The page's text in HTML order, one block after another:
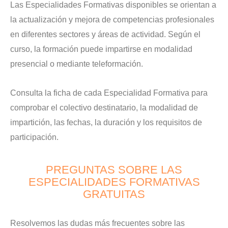
Las Especialidades Formativas disponibles se orientan a
la actualización y mejora de competencias profesionales
en diferentes sectores y áreas de actividad. Según el
curso, la formación puede impartirse en modalidad
presencial o mediante teleformación.
Consulta la ficha de cada Especialidad Formativa para
comprobar el colectivo destinatario, la modalidad de
impartición, las fechas, la duración y los requisitos de
participación.
PREGUNTAS SOBRE LAS
ESPECIALIDADES FORMATIVAS
GRATUITAS
Resolvemos las dudas más frecuentes sobre las